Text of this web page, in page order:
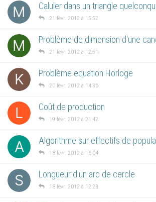
M Caluler dans un triangle
21 févr. 2012 à 15:52
M Problème de dimension d'une
21 févr. 2012 à 12:51
K Problème equation Horloge
20 févr. 2012 à 14:36
L Coût de production
19 févr. 2012 à 21:42
A Algorithme sur effectifs de
18 févr. 2012 à 16:04
S Longueur d'un arc de cercle
18 févr. 2012 à 12:23